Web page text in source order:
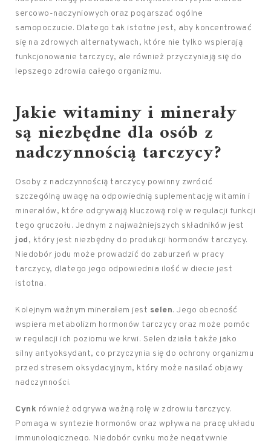
sercowo-naczyniowych oraz pogarszać ogólne
samopoczucie. Dlatego tak istotne jest, aby koncentrować
się na zdrowych alternatywach, które nie tylko wspierają
funkcjonowanie tarczycy, ale również przyczyniają się do
lepszego zdrowia całego organizmu.
Jakie witaminy i minerały
są niezbędne dla osób z
nadczynnością tarczycy?
Osoby z nadczynnością tarczycy powinny zwrócić
szczególną uwagę na odpowiednią suplementację witamin i
minerałów, które odgrywają kluczową rolę w regulacji funkcji
tego gruczołu. Jednym z najważniejszych składników jest
jod, który jest niezbędny do produkcji hormonów tarczycy.
Niedobór jodu może prowadzić do zaburzeń w pracy
tarczycy, dlatego jego odpowiednia ilość w diecie jest
istotna.
Kolejnym ważnym minerałem jest selen. Jego obecność
wspiera metabolizm hormonów tarczycy oraz może pomóc
w regulacji ich poziomu we krwi. Selen działa także jako
silny antyoksydant, co przyczynia się do ochrony organizmu
przed stresem oksydacyjnym, który może nasilać objawy
nadczynności.
Cynk również odgrywa ważną rolę w zdrowiu tarczycy.
Pomaga w syntezie hormonów oraz wpływa na pracę układu
immunologicznego. Niedobór cynku może negatywnie